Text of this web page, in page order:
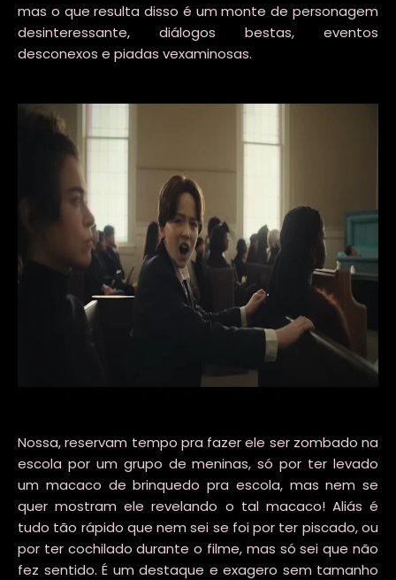
mas o que resulta disso é um monte de personagem
desinteressante, diálogos bestas, eventos
desconexos e piadas vexaminosas.
Nossa, reservam tempo pra fazer ele ser zombado na
escola por um grupo de meninas, só por ter levado
um macaco de brinquedo pra escola, mas nem se
quer mostram ele revelando o tal macaco! Aliás é
tudo tão rápido que nem sei se foi por ter piscado, ou
por ter cochilado durante o filme, mas só sei que não
fez sentido. É um destaque e exagero sem tamanho